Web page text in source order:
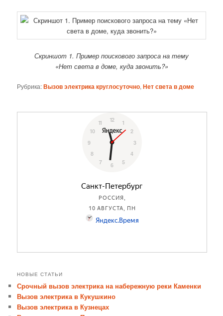
Скриншот 1. Пример поискового запроса на тему
«Нет света в доме, куда звонить?»
Рубрика:Вызов электрика круглосуточно,Нет света в доме
НОВЫЕ СТАТЬИ
Срочный вызов электрика на набережную реки Каменки
Вызов электрика в Кукушкино
Вызов электрика в Кузнецах